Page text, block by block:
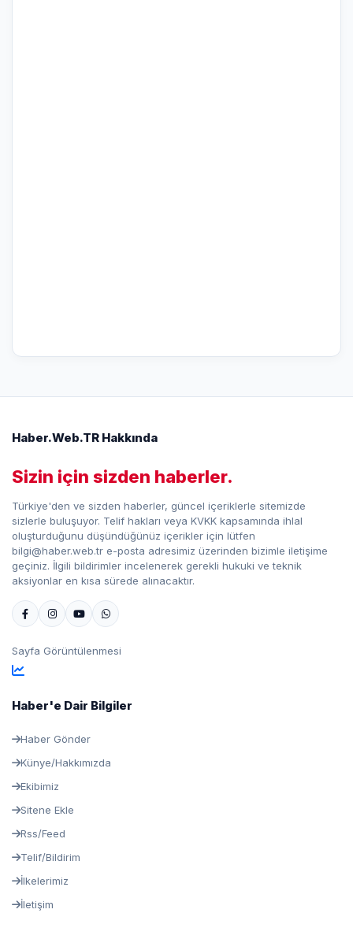
Haber.Web.TR Hakkında
Sizin için sizden haberler.
Türkiye'den ve sizden haberler, güncel içeriklerle sitemizde
sizlerle buluşuyor. Telif hakları veya KVKK kapsamında ihlal
oluşturduğunu düşündüğünüz içerikler için lütfen
bilgi@haber.web.tr e-posta adresimiz üzerinden bizimle iletişime
geçiniz. İlgili bildirimler incelenerek gerekli hukuki ve teknik
aksiyonlar en kısa sürede alınacaktır.
Sayfa Görüntülenmesi
Haber'e Dair Bilgiler
Haber Gönder
Künye/Hakkımızda
Ekibimiz
Sitene Ekle
Rss/Feed
Telif/Bildirim
İlkelerimiz
İletişim